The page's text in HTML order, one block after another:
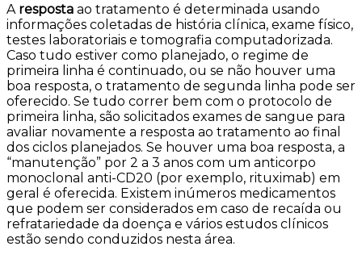
A resposta ao tratamento é determinada usando
informações coletadas de história clínica, exame físico,
testes laboratoriais e tomografia computadorizada.
Caso tudo estiver como planejado, o regime de
primeira linha é continuado, ou se não houver uma
boa resposta, o tratamento de segunda linha pode ser
oferecido. Se tudo correr bem com o protocolo de
primeira linha, são solicitados exames de sangue para
avaliar novamente a resposta ao tratamento ao final
dos ciclos planejados. Se houver uma boa resposta, a
“manutenção” por 2 a 3 anos com um anticorpo
monoclonal anti-CD20 (por exemplo, rituximab) em
geral é oferecida. Existem inúmeros medicamentos
que podem ser considerados em caso de recaída ou
refratariedade da doença e vários estudos clínicos
estão sendo conduzidos nesta área.